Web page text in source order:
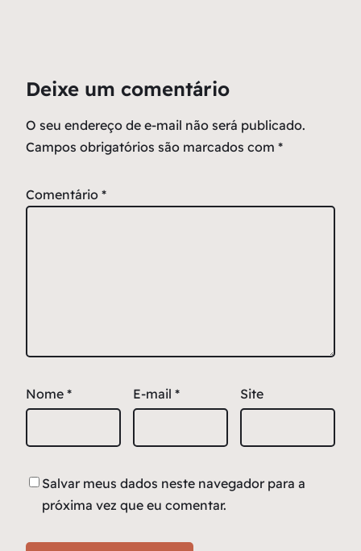
Deixe um comentário
O seu endereço de e-mail não será publicado.
Campos obrigatórios são marcados com *
Comentário *
Nome * E-mail * Site
Salvar meus dados neste navegador para a
próxima vez que eu comentar.